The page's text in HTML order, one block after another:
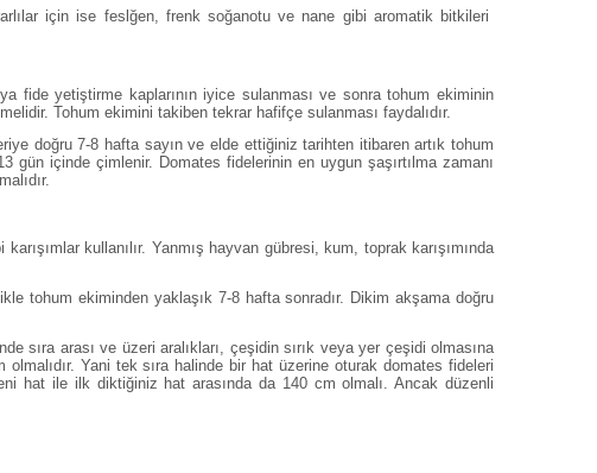
için ise feslğen, frenk soğanotu ve nane gibi aromatik bitkileri
fide yetiştirme kaplarının iyice sulanması ve sonra tohum ekiminin
Tohum ekimini takiben tekrar hafifçe sulanması faydalıdır.
doğru 7-8 hafta sayın ve elde ettiğiniz tarihten itibaren artık tohum
gün içinde çimlenir. Domates fidelerinin en uygun şaşırtılma zamanı
kullanılır. Yanmış hayvan gübresi, kum, toprak karışımında
tohum ekiminden yaklaşık 7-8 hafta sonradır. Dikim akşama doğru
sıra arası ve üzeri aralıkları, çeşidin sırık veya yer çeşidi olmasına
Yani tek sıra halinde bir hat üzerine oturak domates fideleri
hat ile ilk diktiğiniz hat arasında da 140 cm olmalı. Ancak düzenli